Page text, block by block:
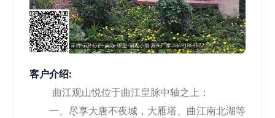
客户介绍:
曲江观山悦位于曲江皇脉中轴之上：
一、尽享大唐不夜城，大雁塔、曲江南北湖等